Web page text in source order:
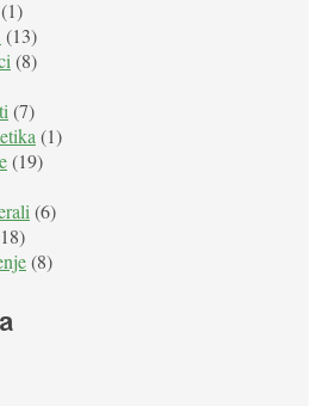
(1)
(13)
(8)
(7)
(1)
(19)
(6)
(8)